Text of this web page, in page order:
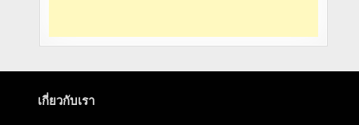
เกี่ยวกับเรา